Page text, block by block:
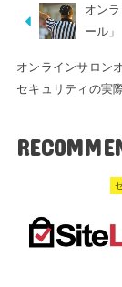
オン
ール
オンラインサロン
セキュリティの実